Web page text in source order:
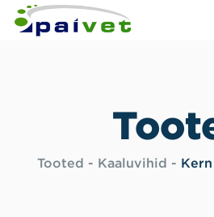
Tooted - Kaaluvihid -